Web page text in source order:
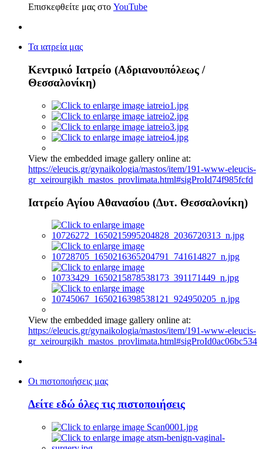
Επισκεφθείτε μας στο YouTube
Τα ιατρεία μας
Κεντρικό Ιατρείο (Αδριανουπόλεως /
Θεσσαλονίκη)
View the embedded image gallery online at:
https://eleucis.gr/gynaikologia/mastos/item/191-www-eleucis-
gr_xeirourgikh_mastos_provlimata.html#sigProId74f985fcfd
Ιατρείο Αγίου Αθανασίου (Δυτ. Θεσσαλονίκη)
View the embedded image gallery online at:
https://eleucis.gr/gynaikologia/mastos/item/191-www-eleucis-
gr_xeirourgikh_mastos_provlimata.html#sigProId0ac06bc534
Οι πιστοποιήσεις μας
Δείτε εδώ όλες τις πιστοποιήσεις